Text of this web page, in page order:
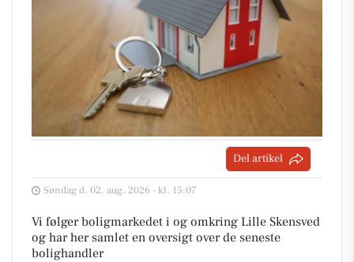
Del artikel
Søndag d. 02. aug. 2026 - kl. 15:07
Vi følger boligmarkedet i og omkring Lille Skensved
og har her samlet en oversigt over de seneste
bolighandler